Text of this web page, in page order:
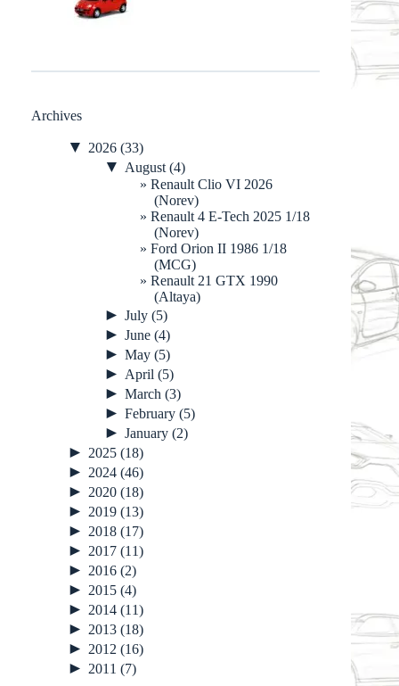
Archives
▼ 2026 (33)
▼ August (4)
Renault Clio VI 2026
(Norev)
Renault 4 E-Tech 2025 1/18
(Norev)
Ford Orion II 1986 1/18
(MCG)
Renault 21 GTX 1990
(Altaya)
► July (5)
► June (4)
► May (5)
► April (5)
► March (3)
► February (5)
► January (2)
► 2025 (18)
► 2024 (46)
► 2020 (18)
► 2019 (13)
► 2018 (17)
► 2017 (11)
► 2016 (2)
► 2015 (4)
► 2014 (11)
► 2013 (18)
► 2012 (16)
► 2011 (7)